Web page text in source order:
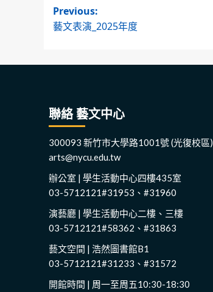
Post
navigation
Previous:
藝文表演_2025年度
聯絡 藝文中心
300093 新竹市大學路1001號 (光復校區)
arts@nycu.edu.tw
辦公室 | 學生活動中心四樓435室
03-5712121#31953、#31960
演藝廳 | 學生活動中心二樓、三樓
03-5712121#58362、#31863
藝文空間 | 浩然圖書館B1
03-5712121#31233、#31572
開館時間 | 周一至周五10:30-18:30